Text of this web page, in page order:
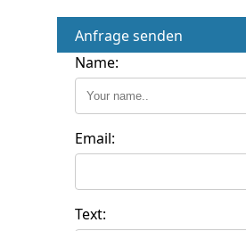
Anfrage senden
Name:
Email:
Text: